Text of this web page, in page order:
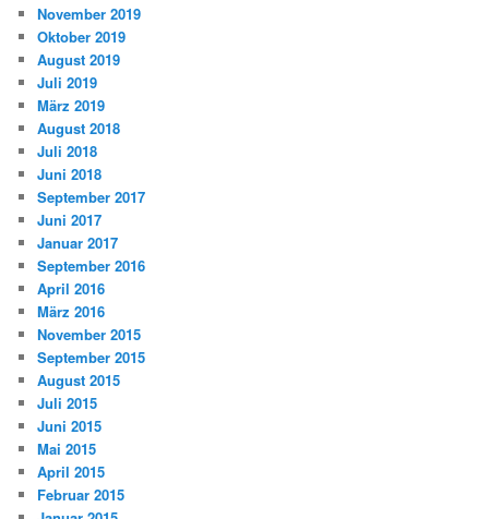
November 2019
Oktober 2019
August 2019
Juli 2019
März 2019
August 2018
Juli 2018
Juni 2018
September 2017
Juni 2017
Januar 2017
September 2016
April 2016
März 2016
November 2015
September 2015
August 2015
Juli 2015
Juni 2015
Mai 2015
April 2015
Februar 2015